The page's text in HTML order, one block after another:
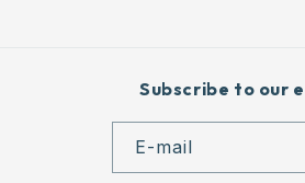
Subscribe to our
E-mail